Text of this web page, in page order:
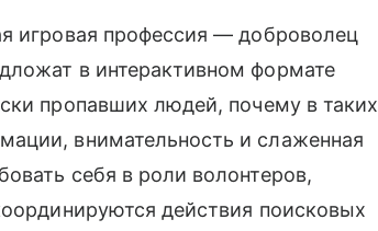
игровая профессия — доброволец
в интерактивном формате
пропавших людей, почему в таких
внимательность и слаженная
себя в роли волонтеров,
действия поисковых